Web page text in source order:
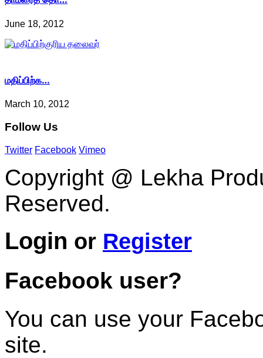
June 18, 2012
மதிப்பிற்க…
March 10, 2012
Follow Us
Twitter Facebook Vimeo
Copyright @ Lekha
Reserved.
Login or Register
Facebook user?
You can use your
site.